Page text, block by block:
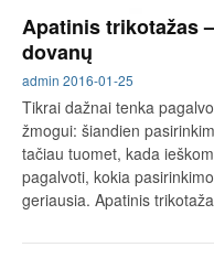
Apatinis trikotažas
dovanų
admin 2016-01-25
Tikrai dažnai tenka
žmogui: šiandien
tačiau tuomet, kada
pagalvoti, kokia
geriausia. Apatinis